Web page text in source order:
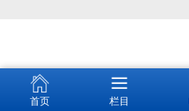
首页 栏目